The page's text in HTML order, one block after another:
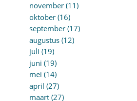
november (11)
oktober (16)
september (17)
augustus (12)
juli (19)
juni (19)
mei (14)
april (27)
maart (27)